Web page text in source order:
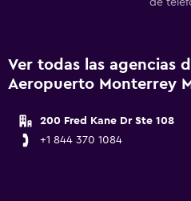
de
Ver todas las agencias
Aeropuerto Monterrey
200 Fred Kane Dr Ste 108
+1 844 370 1084